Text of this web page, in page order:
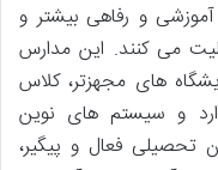
و رفاهی بیشتر و
می کنند. این مدارس
های مجهزتر، کلاس
و سیستم های نوین
تحصیلی فعال و پیگیر،